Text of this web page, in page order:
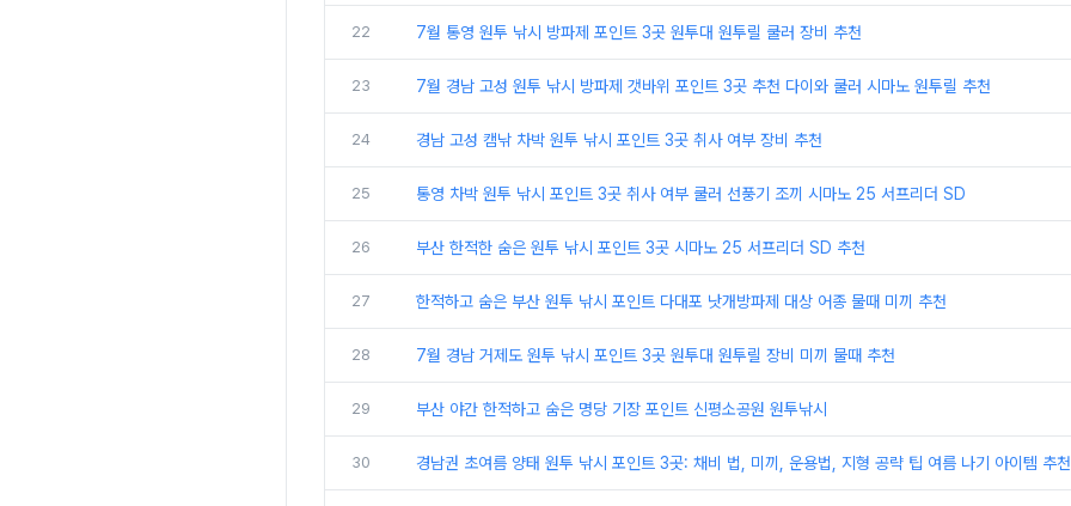
22 7월 통영 원투 낚시 방파제 포인트 3곳 원투대 원투릴 쿨러 장비 추천
23 7월 경남 고성 원투 낚시 방파제 갯바위 포인트 3곳 추천 다이와 쿨러 시마노 원투릴 추천
24 경남 고성 캠낚 차박 원투 낚시 포인트 3곳 취사 여부 장비 추천
25 통영 차박 원투 낚시 포인트 3곳 취사 여부 쿨러 선풍기 조끼 시마노 25 서프리더 SD
26 부산 한적한 숨은 원투 낚시 포인트 3곳 시마노 25 서프리더 SD 추천
27 한적하고 숨은 부산 원투 낚시 포인트 다대포 낫개방파제 대상 어종 물때 미끼 추천
28 7월 경남 거제도 원투 낚시 포인트 3곳 원투대 원투릴 장비 미끼 물때 추천
29 부산 야간 한적하고 숨은 명당 기장 포인트 신평소공원 원투낚시
30 경남권 초여름 양태 원투 낚시 포인트 3곳: 채비 법, 미끼, 운용법, 지형 공략 팁 여름 나기 아이템 추천